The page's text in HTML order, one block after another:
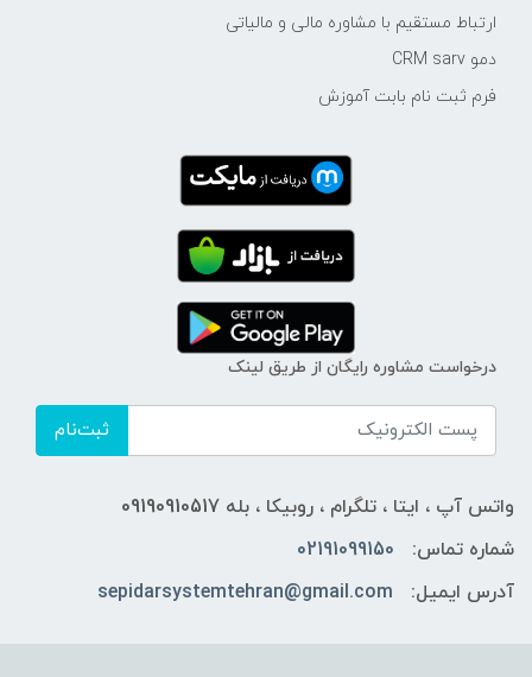
ارتباط مستقیم با مشاوره مالی و مالیاتی
دمو CRM sarv
فرم ثبت نام بابت آموزش
درخواست مشاوره رایگان از طریق لینک
ثبت‌نام
واتس آپ ، ایتا ، تلگرام ، روبیکا ، بله 09190910517
شماره تماس:
02191099150
آدرس ایمیل:
sepidarsystemtehran@gmail.com